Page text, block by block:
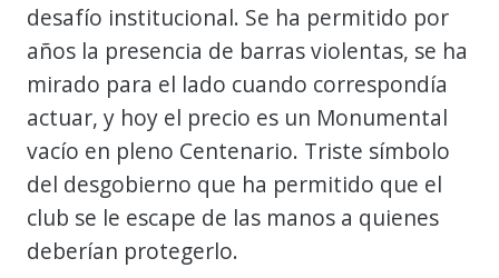
desafío institucional. Se ha permitido por
años la presencia de barras violentas, se ha
mirado para el lado cuando correspondía
actuar, y hoy el precio es un Monumental
vacío en pleno Centenario. Triste símbolo
del desgobierno que ha permitido que el
club se le escape de las manos a quienes
deberían protegerlo.